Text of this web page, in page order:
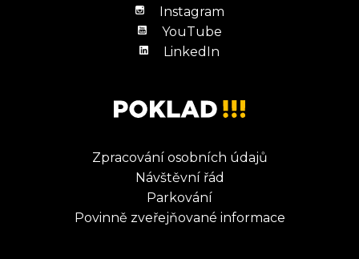
Instagram
YouTube
LinkedIn
Zpracování osobních údajů
Návštěvní řád
Parkování
Povinně zveřejňované informace